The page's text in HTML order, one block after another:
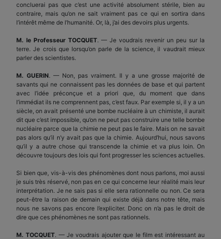
concluerai pas que c’est une activité absolument stérile, bien au
contraire, mais qu’on ne sait vraiment pas ce qui en sortira dans
l’intérêt même de l’humanité. Or, là, j’ai des devoirs plus urgents.
M. le Professeur TOCQUET. — Je voudrais revenir un peu sur la
terre. Je crois que lorsqu’on parle de la science, il vaudrait mieux
parler des scientistes.
M. GUERIN. — Non, pas vraiment. Il y a une grosse majorité de
savants qui ne connaissent pas les données de base et qui partent
avec l’idée préconçue et a priori que, du moment que dans
l’immédiat ils ne comprennent pas, c’est faux. Par exemple si, il y a un
siècle, on avait présenté une bombe nucléaire à un chimiste, il aurait
dit que c’est impossible, qu’on ne peut pas construire une telle bombe
nucléaire parce que la chimie ne peut pas le faire. Mais on ne savait
pas alors qu’il n’y avait pas que la chimie. Aujourd’hui, nous savons
qu’il y a autre chose qui transcende la chimie et va plus loin. On
découvre toujours des lois qui font progresser les sciences actuelles.
Si bien que, vis-à-vis des phénomènes dont nous parlons, moi aussi
je suis très réservé, non pas en ce qui concerne leur réalité mais leur
interprétation. Je ne sais pas si elle sera rationnelle ou non. Ce sera
peut-être la raison de demain qui existe déjà dans notre tête, mais
nous ne savons pas encore l’expliciter. Donc on n’a pas le droit de
dire que ces phénomènes ne sont pas rationnels.
M. TOCQUET. — Je voudrais ajouter que le film est intéressant au